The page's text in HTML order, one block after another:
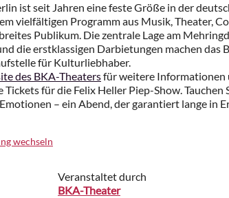
ist seit Jahren eine feste Größe in der
vielfältigen Programm aus Musik, Theater,
Publikum. Die zentrale Lage am
die erstklassigen Darbietungen machen das
für Kulturliebhaber.
des BKA-Theatersfür weitere Informationen
Tickets für die Felix Heller Piep-Show. Tauchen
– ein Abend, der garantiert lange in
wechseln
Veranstaltet durch
BKA-Theater